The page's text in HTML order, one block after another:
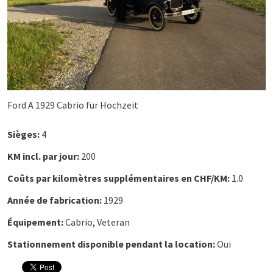
Ford A 1929 Cabrio für Hochzeit
Sièges: 4
KM incl. par jour: 200
Coûts par kilomètres supplémentaires en CHF/KM: 1.0
Année de fabrication: 1929
Équipement:Cabrio, Veteran
Stationnement disponible pendant la location:Oui